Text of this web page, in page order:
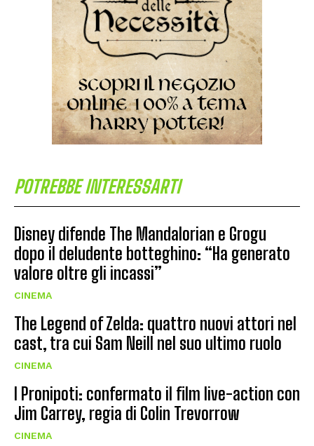
POTREBBE INTERESSARTI
Disney difende The Mandalorian e Grogu
dopo il deludente botteghino: “Ha generato
valore oltre gli incassi”
CINEMA
The Legend of Zelda: quattro nuovi attori nel
cast, tra cui Sam Neill nel suo ultimo ruolo
CINEMA
I Pronipoti: confermato il film live-action con
Jim Carrey, regia di Colin Trevorrow
CINEMA